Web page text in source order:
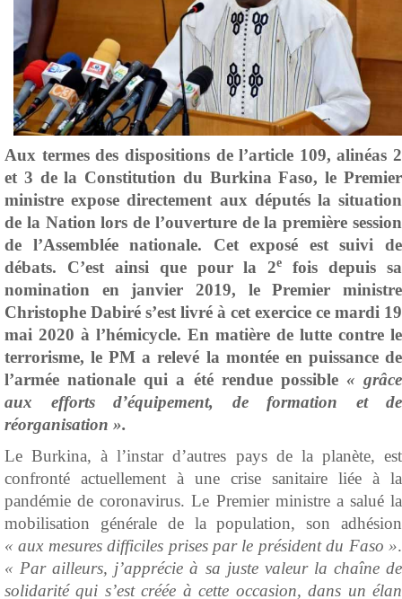
Aux termes des dispositions de l’article 109, alinéas 2
et 3 de la Constitution du Burkina Faso, le Premier
ministre expose directement aux députés la situation
de la Nation lors de l’ouverture de la première session
de l’Assemblée nationale. Cet exposé est suivi de
débats. C’est ainsi que pour la 2e
fois depuis sa
nomination en janvier 2019, le Premier ministre
Christophe Dabiré s’est livré à cet exercice ce mardi 19
mai 2020 à l’hémicycle. En matière de lutte contre le
terrorisme, le PM a relevé la montée en puissance de
l’armée nationale qui a été rendue possible « grâce
aux efforts d’équipement, de formation et de
réorganisation ».
Le Burkina, à l’instar d’autres pays de la planète, est
confronté actuellement à une crise sanitaire liée à la
pandémie de coronavirus. Le Premier ministre a salué la
mobilisation générale de la population, son adhésion
« aux mesures difficiles prises par le président du Faso ».
« Par ailleurs, j’apprécie à sa juste valeur la chaîne de
solidarité qui s’est créée à cette occasion, dans un élan